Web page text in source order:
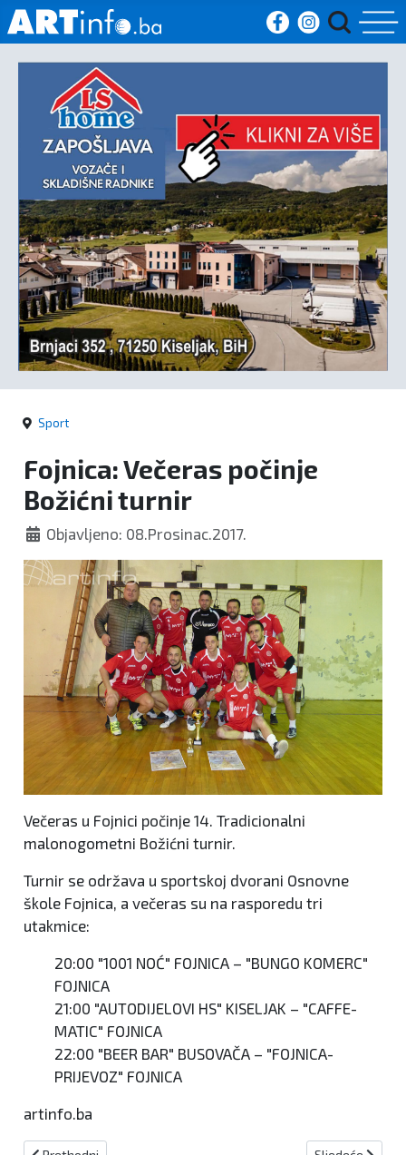
Početna
Vijesti
Sport
Kultura
Crna
kronika
Politika
Sport
Fojnica: Večeras počinje
Božićni turnir
Objavljeno: 08.Prosinac.2017.
Večeras u Fojnici počinje 14. Tradicionalni
malonogometni Božićni turnir.
Turnir se održava u sportskoj dvorani Osnovne
škole Fojnica, a večeras su na rasporedu tri
utakmice:
20:00 "1001 NOĆ" FOJNICA – "BUNGO KOMERC"
FOJNICA
21:00 "AUTODIJELOVI HS" KISELJAK – "CAFFE-
MATIC" FOJNICA
22:00 "BEER BAR" BUSOVAČA – "FOJNICA-
PRIJEVOZ" FOJNICA
artinfo.ba